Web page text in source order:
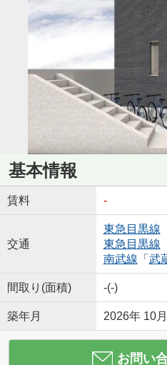
基本情報
賃料 -
交通
東急目黒線 「
東急目黒線 「
南武線 「 武
間取り(面積) -(-)
築年月 2026年 10
お問い